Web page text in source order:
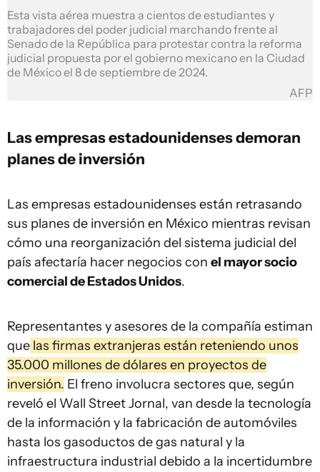
Esta vista aérea muestra a cientos de estudiantes y
trabajadores del poder judicial marchando frente al
Senado de la República para protestar contra la reforma
judicial propuesta por el gobierno mexicano en la Ciudad
de México el 8 de septiembre de 2024.
AFP
Las empresas estadounidenses demoran
planes de inversión
Las empresas estadounidenses están retrasando
sus planes de inversión en México mientras revisan
cómo una reorganización del sistema judicial del
país afectaría hacer negocios con el mayor socio
comercial de Estados Unidos.
Representantes y asesores de la compañía estiman
que las firmas extranjeras están reteniendo unos
35.000 millones de dólares en proyectos de
inversión. El freno involucra sectores que, según
reveló el Wall Street Jornal, van desde la tecnología
de la información y la fabricación de automóviles
hasta los gasoductos de gas natural y la
infraestructura industrial debido a la incertidumbre